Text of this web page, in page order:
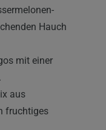
Hauch
mit einer
aus
fruchtiges